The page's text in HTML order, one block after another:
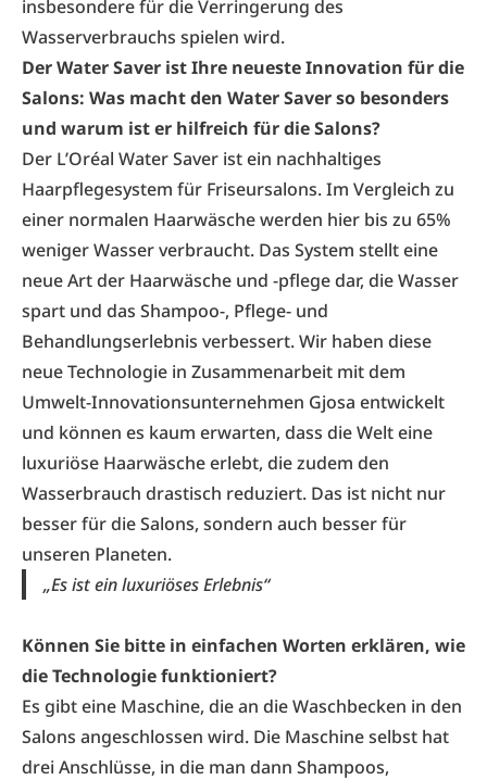
insbesondere für die Verringerung des
Wasserverbrauchs spielen wird.
Der Water Saver ist Ihre neueste Innovation für die
Salons: Was macht den Water Saver so besonders
und warum ist er hilfreich für die Salons?
Der L’Oréal Water Saver ist ein nachhaltiges
Haarpflegesystem für Friseursalons. Im Vergleich zu
einer normalen Haarwäsche werden hier bis zu 65%
weniger Wasser verbraucht. Das System stellt eine
neue Art der Haarwäsche und -pflege dar, die Wasser
spart und das Shampoo-, Pflege- und
Behandlungserlebnis verbessert. Wir haben diese
neue Technologie in Zusammenarbeit mit dem
Umwelt-Innovationsunternehmen Gjosa entwickelt
und können es kaum erwarten, dass die Welt eine
luxuriöse Haarwäsche erlebt, die zudem den
Wasserbrauch drastisch reduziert. Das ist nicht nur
besser für die Salons, sondern auch besser für
unseren Planeten.
„Es ist ein luxuriöses Erlebnis“
Können Sie bitte in einfachen Worten erklären, wie
die Technologie funktioniert?
Es gibt eine Maschine, die an die Waschbecken in den
Salons angeschlossen wird. Die Maschine selbst hat
drei Anschlüsse, in die man dann Shampoos,